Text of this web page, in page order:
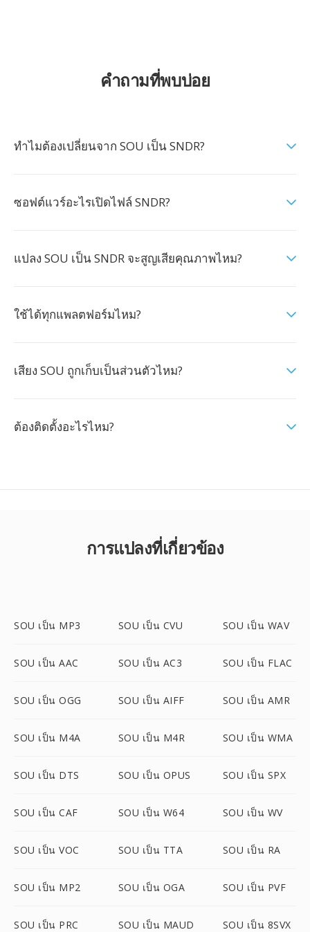
คำถามที่พบบ่อย
ทำไมต้องเปลี่ยนจาก SOU เป็น SNDR?
ซอฟต์แวร์อะไรเปิดไฟล์ SNDR?
แปลง SOU เป็น SNDR จะสูญเสียคุณภาพไหม?
ใช้ได้ทุกแพลตฟอร์มไหม?
เสียง SOU ถูกเก็บเป็นส่วนตัวไหม?
ต้องติดตั้งอะไรไหม?
การแปลงที่เกี่ยวข้อง
SOU เป็น MP3 SOU เป็น CVU SOU เป็น WAV
SOU เป็น AAC SOU เป็น AC3 SOU เป็น FLAC
SOU เป็น OGG SOU เป็น AIFF SOU เป็น AMR
SOU เป็น M4A SOU เป็น M4R SOU เป็น WMA
SOU เป็น DTS SOU เป็น OPUS SOU เป็น SPX
SOU เป็น CAF SOU เป็น W64 SOU เป็น WV
SOU เป็น VOC SOU เป็น TTA SOU เป็น RA
SOU เป็น MP2 SOU เป็น OGA SOU เป็น PVF
SOU เป็น PRC SOU เป็น MAUD SOU เป็น 8SVX